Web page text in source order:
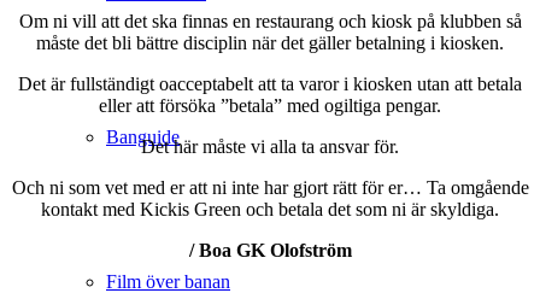
Banguide
Film över banan
Om ni vill att det ska finnas en restaurang och kiosk på klubben så
måste det bli bättre disciplin när det gäller betalning i kiosken.
Det är fullständigt oacceptabelt att ta varor i kiosken utan att betala
eller att försöka ”betala” med ogiltiga pengar.
Det här måste vi alla ta ansvar för.
Och ni som vet med er att ni inte har gjort rätt för er… Ta omgående
kontakt med Kickis Green och betala det som ni är skyldiga.
/ Boa GK Olofström